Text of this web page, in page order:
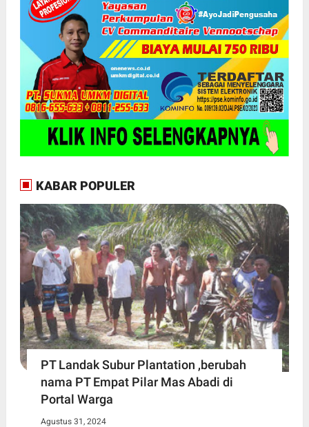
KABAR POPULER
PT Landak Subur Plantation ,berubah
nama PT Empat Pilar Mas Abadi di
Portal Warga
Agustus 31, 2024